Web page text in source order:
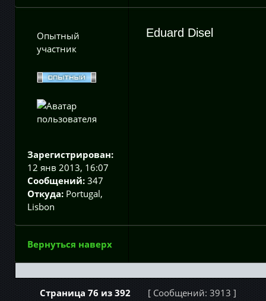
Опытный
участник
Зарегистрирован:
12 янв 2013, 16:07
Сообщений: 347
Откуда: Portugal,
Lisbon
Eduard Disel
Вернуться наверх
Страница 76 из 392 [ Сообщений: 3913 ]